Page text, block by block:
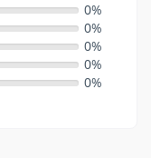
0%
0%
0%
0%
0%